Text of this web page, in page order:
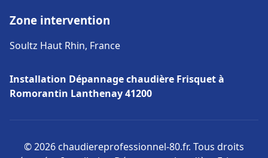
Zone intervention
Soultz Haut Rhin, France
Installation Dépannage chaudière Frisquet à
Romorantin Lanthenay 41200
© 2026 chaudiereprofessionnel-80.fr. Tous droits